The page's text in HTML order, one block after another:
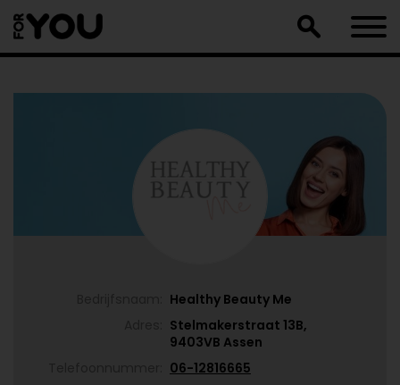
naar
artikel
Healthy Beauty Me
Stelmakerstraat 13B,
9403VB Assen
06-12816665